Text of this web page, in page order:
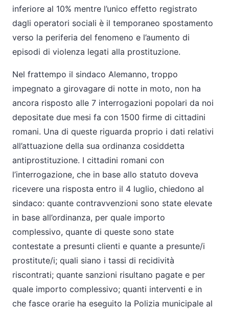
inferiore al 10% mentre l’unico effetto registrato
dagli operatori sociali è il temporaneo spostamento
verso la periferia del fenomeno e l’aumento di
episodi di violenza legati alla prostituzione.
Nel frattempo il sindaco Alemanno, troppo
impegnato a girovagare di notte in moto, non ha
ancora risposto alle 7 interrogazioni popolari da noi
depositate due mesi fa con 1500 firme di cittadini
romani. Una di queste riguarda proprio i dati relativi
all’attuazione della sua ordinanza cosiddetta
antiprostituzione. I cittadini romani con
l’interrogazione, che in base allo statuto doveva
ricevere una risposta entro il 4 luglio, chiedono al
sindaco: quante contravvenzioni sono state elevate
in base all’ordinanza, per quale importo
complessivo, quante di queste sono state
contestate a presunti clienti e quante a presunte/i
prostitute/i; quali siano i tassi di recidività
riscontrati; quante sanzioni risultano pagate e per
quale importo complessivo; quanti interventi e in
che fasce orarie ha eseguito la Polizia municipale al